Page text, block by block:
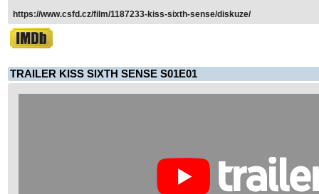
https://www.csfd.cz/film/1187233-kiss-sixth-sense/diskuze/
TRAILER KISS SIXTH SENSE S01E01